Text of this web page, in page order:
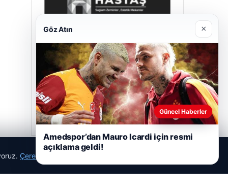
Hastaş Beton
05/26/2026
Çerez Politikamız
Göz Atın ×
Güncel Haberler
Amedspor’dan Mauro Icardi için resmi
açıklama geldi!